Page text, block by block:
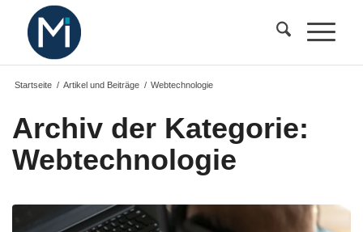
Startseite / Artikel und Beiträge / Webtechnologie
Archiv der Kategorie:
Webtechnologie